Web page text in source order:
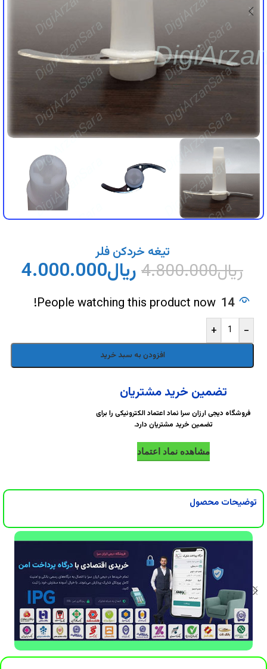
DigiArzanSara
DigiArzanSara
DigiArzanSara
DigiArzanSara
DigiArzanSara
DigiArzanSara
DigiArzanSara
DigiArzanSara
DigiArzanSara
DigiArzanSara
DigiArzanSara
DigiArzanSara
DigiArzanSara
DigiArzanSara
DigiArzanSara
DigiArzanSara
DigiArzanSara
DigiArzanSara
DigiArzanSara
DigiArzanSara
DigiArzanSara
DigiArzanSara
تیغه خردکن فلر
ریال4.800.000 ریال4.000.000
14
People watching this product now!
-
+
افزودن به سبد خرید
تضمین خرید مشتریان
فروشگاه دیجی ارزان سرا نماد اعتماد الکترونیکی را برای
تضمین خرید مشتریان دارد.
مشاهده نماد اعتماد
توضیحات محصول